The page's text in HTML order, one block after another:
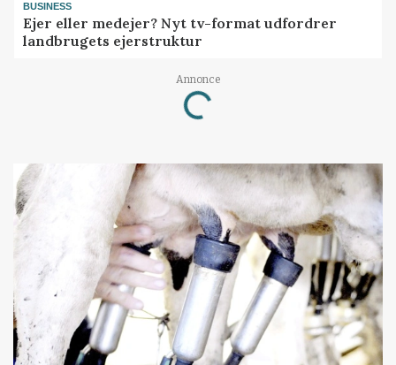
BUSINESS
Ejer eller medejer? Nyt tv-format udfordrer
landbrugets ejerstruktur
Annonce
Loading...